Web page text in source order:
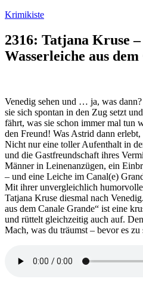
Zum
springen
Krimikiste
2316: Tatjana Kruse
Wasserleiche aus
Venedig sehen und … ja, was
sie sich spontan in den Zug setzt
fährt, was sie schon immer mal tun
den Freund! Was Astrid dann
Nicht nur eine toller Aufenthalt in
und die Gastfreundschaft ihres
Männer in Leinenanzügen, ein
– und eine Leiche im Canal(e)
Mit ihrer unvergleichlich
Tatjana Kruse diesmal nach
aus dem Canale Grande“ ist eine
und rüttelt gleichzeitig auch auf.
Mach, was du träumst – bevor es